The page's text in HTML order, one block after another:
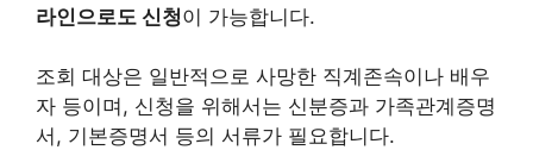
라인으로도 신청이 가능합니다.
조회 대상은 일반적으로 사망한 직계존속이나 배우
자 등이며, 신청을 위해서는 신분증과 가족관계증명
서, 기본증명서 등의 서류가 필요합니다.